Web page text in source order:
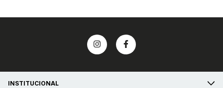
INSTITUCIONAL